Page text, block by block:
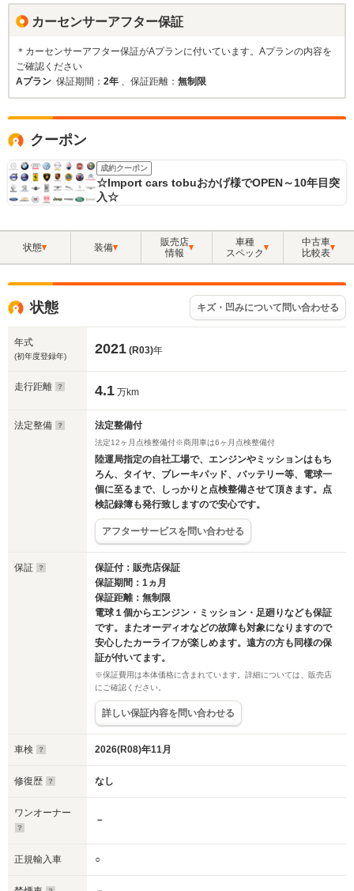
カーセンサーアフター保証
＊カーセンサーアフター保証がAプランに付いています。Aプランの内容を
ご確認ください
Aプラン 保証期間： 2年 、保証距離： 無制限
クーポン
成約クーポン
☆Import cars tobuおかげ様でOPEN～10年目突
入☆
状態 装備
販売店
情報
車種
スペック
中古車
比較表
状態 キズ・凹みについて問い合わせる
年式
(初年度登録年) 2021 (R03)年
走行距離 4.1 万km
法定整備 法定整備付
法定12ヶ月点検整備付※商用車は6ヶ月点検整備付
陸運局指定の自社工場で、エンジンやミッションはもち
ろん、タイヤ、ブレーキパッド、バッテリー等、電球一
個に至るまで、しっかりと点検整備させて頂きます。点
検記録簿も発行致しますので安心です。
アフターサービスを問い合わせる
保証
保証付：販売店保証
保証期間：1ヵ月
保証距離：無制限
電球１個からエンジン・ミッション・足廻りなども保証
です。またオーディオなどの故障も対象になりますので
安心したカーライフが楽しめます。遠方の方も同様の保
証が付いてます。
※保証費用は本体価格に含まれています。詳細については、販売店
にご確認ください。
詳しい保証内容を問い合わせる
車検 2026(R08)年11月
修復歴 なし
ワンオーナー
－
正規輸入車 ○